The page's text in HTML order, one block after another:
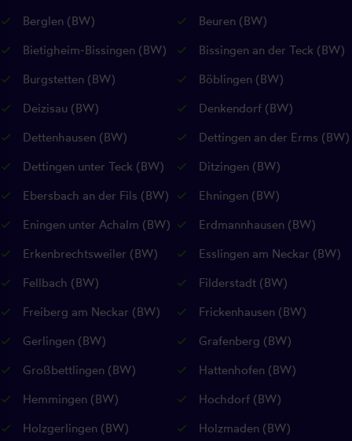
Berglen (BW)
Beuren (BW)
Bietigheim-Bissingen (BW)
Bissingen an der Teck (BW)
Burgstetten (BW)
Böblingen (BW)
Deizisau (BW)
Denkendorf (BW)
Dettenhausen (BW)
Dettingen an der Erms (BW)
Dettingen unter Teck (BW)
Ditzingen (BW)
Ebersbach an der Fils (BW)
Ehningen (BW)
Eningen unter Achalm (BW)
Erdmannhausen (BW)
Erkenbrechtsweiler (BW)
Esslingen am Neckar (BW)
Fellbach (BW)
Filderstadt (BW)
Freiberg am Neckar (BW)
Frickenhausen (BW)
Gerlingen (BW)
Grafenberg (BW)
Großbettlingen (BW)
Hattenhofen (BW)
Hemmingen (BW)
Hochdorf (BW)
Holzgerlingen (BW)
Holzmaden (BW)